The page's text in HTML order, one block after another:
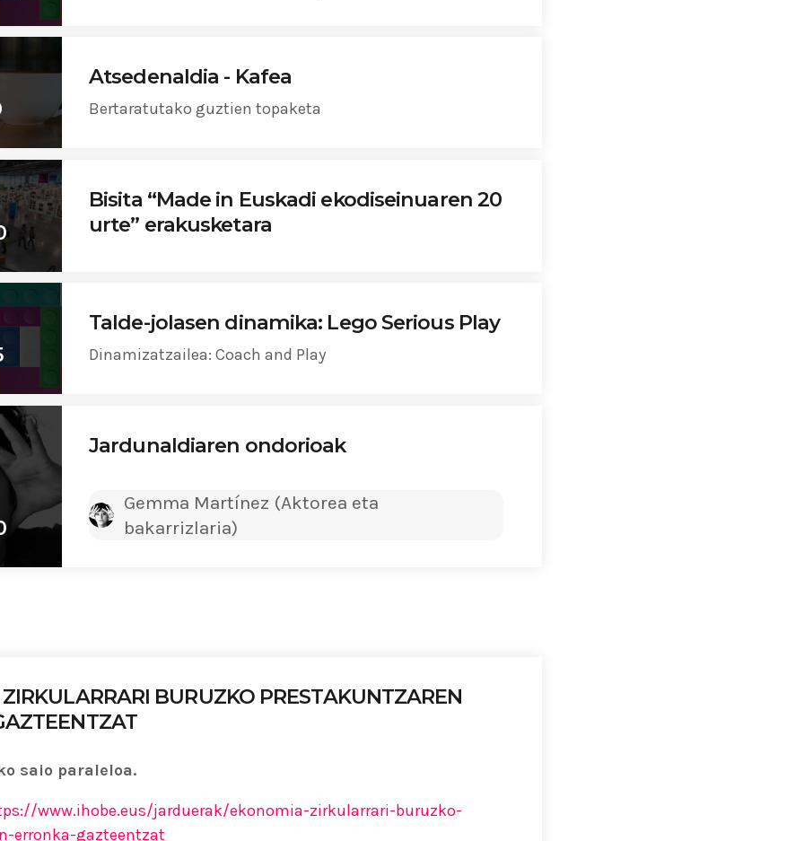
Atsedenaldia - Kafea
Bertaratutako guztien topaketa
Bisita “Made in Euskadi ekodiseinuaren 20
urte” erakusketara
Talde-jolasen dinamika: Lego Serious Play
Dinamizatzailea: Coach and Play
Jardunaldiaren ondorioak
Gemma Martínez (Aktorea eta
bakarrizlaria)
BURUZKO PRESTAKUNTZAREN
saio paraleloa.
www.ihobe.eus/jarduerak/ekonomia-zirkularrari-buruzko-
erronka-gazteentzat